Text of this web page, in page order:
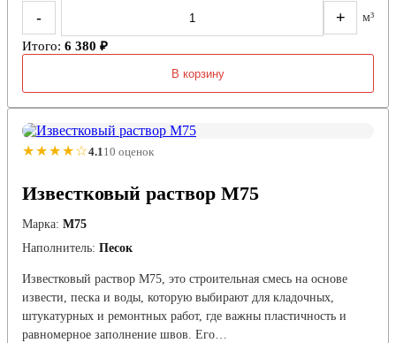
- + м³
Итого: 6 380 ₽
В корзину
★★★★☆4.1 10 оценок
Известковый раствор М75
Марка: М75
Наполнитель: Песок
Известковый раствор М75, это строительная смесь на основе
извести, песка и воды, которую выбирают для кладочных,
штукатурных и ремонтных работ, где важны пластичность и
равномерное заполнение швов. Его…